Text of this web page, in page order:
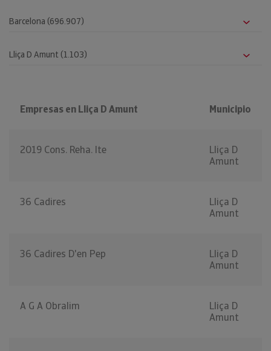
Empresas en Lliça D Amunt Municipio
2019 Cons. Reha. Ite
Lliça D
Amunt
36 Cadires
Lliça D
Amunt
36 Cadires D'en Pep
Lliça D
Amunt
A G A Obralim
Lliça D
Amunt